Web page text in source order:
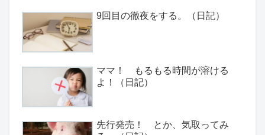
9回目の徹夜をする。（日記）
ママ！ もるもる時間が溶ける
よ！（日記）
先行発売！ とか、気取ってみ